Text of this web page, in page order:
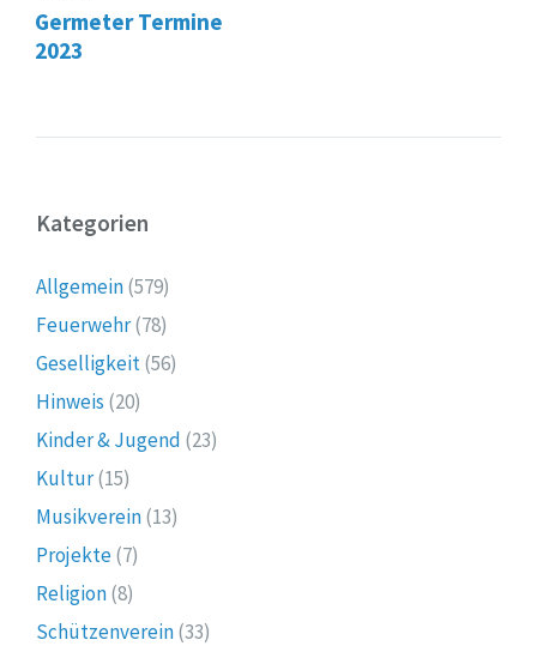
Germeter Termine
2023
Kategorien
Allgemein(579)
Feuerwehr(78)
Geselligkeit(56)
Hinweis (20)
Kinder & Jugend (23)
Kultur(15)
Musikverein(13)
Projekte(7)
Religion(8)
Schützenverein(33)